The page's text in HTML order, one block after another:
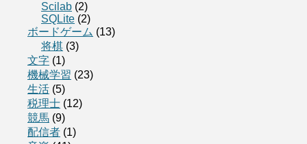
Scilab (2)
SQLite (2)
ボードゲーム (13)
将棋 (3)
文字 (1)
機械学習 (23)
生活 (5)
税理士 (12)
競馬 (9)
配信者 (1)